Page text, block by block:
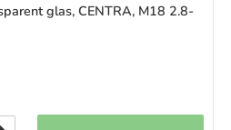
glas, CENTRA, M18 2.8-